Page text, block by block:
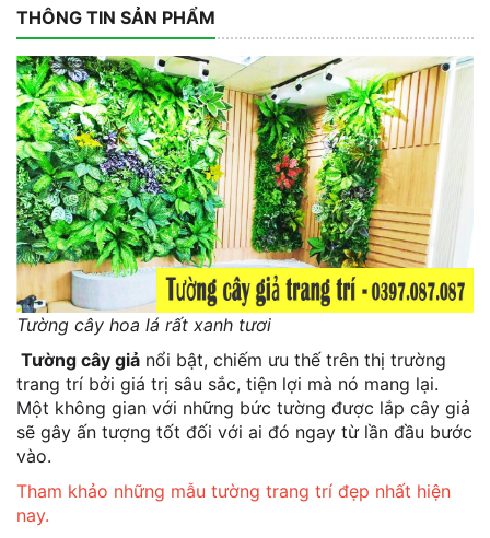
THÔNG TIN SẢN PHẨM
Tường cây hoa lá rất xanh tươi
Tường cây giả nổi bật, chiếm ưu thế trên thị trường
trang trí bởi giá trị sâu sắc, tiện lợi mà nó mang lại.
Một không gian với những bức tường được lắp cây giả
sẽ gây ấn tượng tốt đối với ai đó ngay từ lần đầu bước
vào.
Tham khảo những mẫu tường trang trí đẹp nhất hiện
nay.